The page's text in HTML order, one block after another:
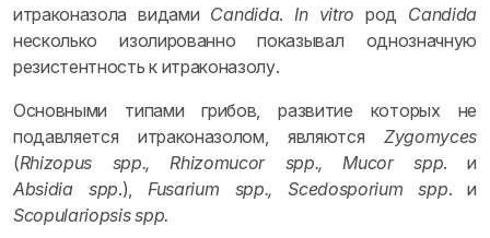
итраконазола видами Candida.In vitro род Candida
несколько изолированно показывал однозначную
резистентность к итраконазолу.
Основными типами грибов, развитие которых не
подавляется итраконазолом, являются Zygomyces
(Rhizopus spp., Rhizomucor spp., Mucor spp. и
Absidia spp.),Fusarium spp., Scedosporium spp. и
Scopulariopsis spp.